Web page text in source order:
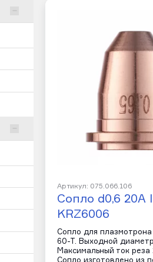
Артикул: 075.066.106
Сопло d0,6 20A
KRZ6006
Сопло для плазмотрона
60-T. Выходной
Максимальный ток